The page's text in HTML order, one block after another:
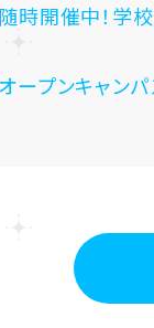
時開催中！学
ープンキャンパ